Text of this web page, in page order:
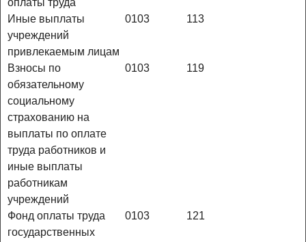
оплаты труда
Иные выплаты
учреждений
привлекаемым лицам
0103 113
Взносы по
обязательному
социальному
страхованию на
выплаты по оплате
труда работников и
иные выплаты
работникам
учреждений
0103 119
Фонд оплаты труда
государственных
0103 121